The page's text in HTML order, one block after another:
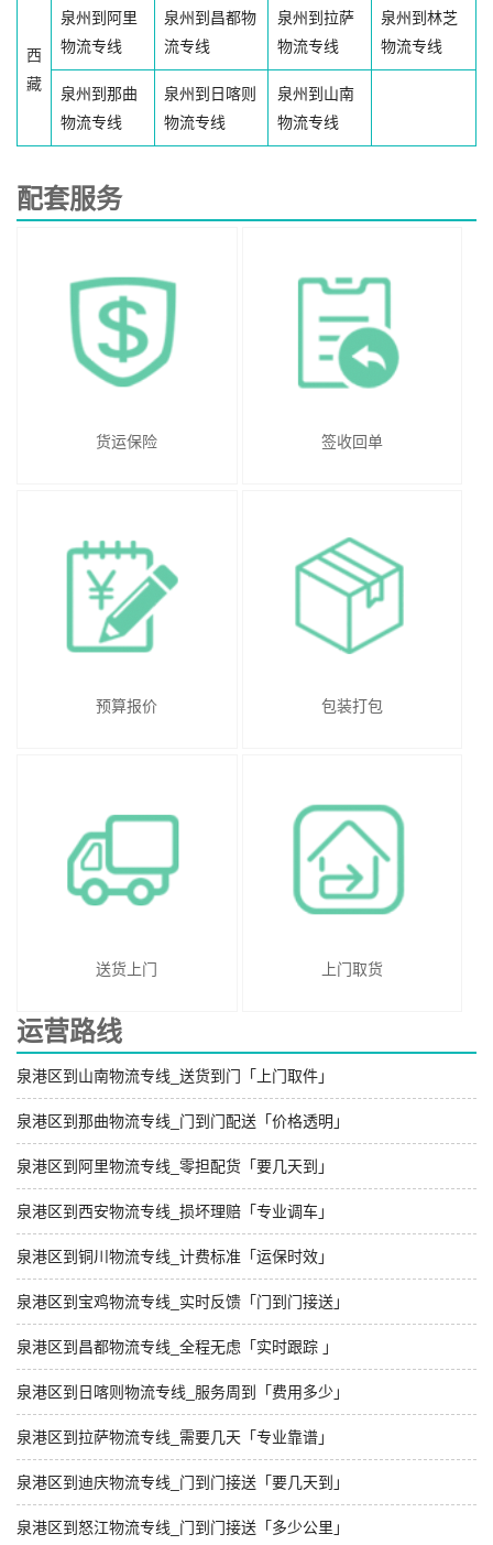
西
藏
泉州到阿里
物流专线
泉州到昌都物
流专线
泉州到拉萨
物流专线
泉州到林芝
物流专线
泉州到那曲
物流专线
泉州到日喀则
物流专线
泉州到山南
物流专线
配套服务
货运保险 签收回单
预算报价 包装打包
送货上门 上门取货
运营路线
泉港区到山南物流专线_送货到门「上门取件」
泉港区到那曲物流专线_门到门配送「价格透明」
泉港区到阿里物流专线_零担配货「要几天到」
泉港区到西安物流专线_损坏理赔「专业调车」
泉港区到铜川物流专线_计费标准「运保时效」
泉港区到宝鸡物流专线_实时反馈「门到门接送」
泉港区到昌都物流专线_全程无虑「实时跟踪 」
泉港区到日喀则物流专线_服务周到「费用多少」
泉港区到拉萨物流专线_需要几天「专业靠谱」
泉港区到迪庆物流专线_门到门接送「要几天到」
泉港区到怒江物流专线_门到门接送「多少公里」